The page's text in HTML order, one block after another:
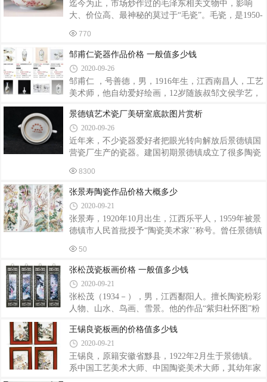
为陶瓷店学徒的实践经历，进一步催生了他对于陶瓷
工艺美术的认知和学习，也为他的陶瓷创作积淀了较
为深厚的基础。曾龙升先生在陶瓷工艺美术上的成
迄今为止，市场炒作过的毛泽东相关文物中，影响
大、价位高、最神秘的莫过于“毛瓷”。毛瓷，是1950-
瓷，毛瓷不仅具有独特的历史意义，同时也代表了中
国当代瓷器的最高技艺，因此毛瓷具有极高的艺术、
收藏价值。7501毛瓷的历史背景1975年，办公厅考虑
毛主席年事已高，吃饭咀嚼很慢，厨房离用餐的地方
有一段距离，常常出现饭菜送来了，不能当时用餐，
把饭菜放凉了的情况。所以，为主席制作既保温、防
尘，又实用美观的优质餐具的工作就提上了议事日
程。1975年4月，办公厅向江西省委下达任务，要
770
邹甫仁瓷器作品价格 一般值多少钱
2020-09-26
邹甫仁 ，号善德，男，1916年生，江西南昌人，工艺
美术师，他自幼爱好绘画，12岁随族叔邹文侯学艺，
研究中国写意水墨画，形成自己特有的陶瓷艺术绘画
风格，清新雅丽，明快温馨，工写兼备的特有效果，
具有深厚的内涵美。作品《雪竹麻雀》中的一对麻雀
前后相随飞向竹枝，真可谓气韵生动，精美传神，笔
瓷器作品价格获得荣誉编辑其代表作“金地百菊鸡心
瓶”、“长城杯足球赛薄胎瓶”等先后获景德镇陶瓷美术
百花奖特别奖及二、三等奖，“粉彩紫藤
景德镇艺术瓷厂美研室底款图片赏析
2020-09-26
近年来，不少瓷器爱好者把眼光转向解放后景德镇国
营瓷厂生产的瓷器。建国初期景德镇成立了很多陶瓷
厂”的排名人们总会有诸多争论，但“艺术瓷厂”作为老
大的地位大家毫无争议。“景德镇艺术瓷厂”成立于
1958年9月24日，由市政府下发文件，景德镇陶瓷工
艺美术瓷厂和出口瓷彩绘加工厂联合组建“艺术瓷
厂”。“艺术瓷厂美研室”是“艺术瓷厂”核心中的核心。
当时汇聚了一批著名的陶瓷美术家。毕渊明、章仕
保、吴康、王小凡、叶震嘉、赵惠民、常兆新、涂菊
8300
张景寿陶瓷作品价格大概多少
2020-09-21
张景寿，1920年10月出生，江西乐平人，1959年被景
德镇市人民首批授予“陶瓷美术家’’称号。曾任景德镇
员。张景寿的艺龄长达60余年，创作和设计出大量陶
瓷美术作品。他以粉彩花鸟瓷画见长，画面多为紫藤
花鸟，笔力老到，技艺精湛，工写兼备，形神俱佳，
具有品位高、格调雅的艺术特色。晚年之作，以大幅
瓷板画为主，笔力不减当年而多有情趣。其作品多次
在国内获奖，有些以重金收藏。其作品还先后在美
国、印尼、新加坡、香港、澳门等国家和地区展出，
受到陶瓷界专家学者及收藏家的好评。张景寿
50
张松茂瓷板画价格 一般值多少钱
2020-09-21
张松茂（1934－），男，江西鄱阳人。擅长陶瓷粉彩
人物、山水、鸟画、雪景。他的作品“紫归杜怀图”粉
其传略被记入《中国当代要艺家传》。其于1954年进
入轻工业部陶瓷研究所，从事陶瓷美术研究设计，
1959年荣获“陶瓷美术家”称号，1986年被评为高级工
艺美术师，1988年被授予中国工艺美术大师称号，
王锡良瓷板画的价格值多少钱
2020-09-21
王锡良，原籍安徽省黟县，1922年2月生于景德镇。
系中国工艺美术大师、中国陶瓷美术大师，其幼年家